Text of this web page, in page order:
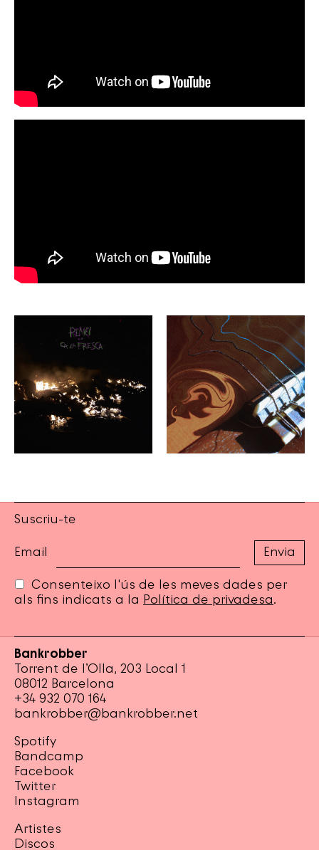
Suscriu-te
Email
Consenteixo l'ús de les meves dades per
als fins indicats a la Política de privadesa.
Bankrobber
Torrent de l’Olla, 203 Local 1
08012 Barcelona
+34 932 070 164
bankrobber@bankrobber.net
Spotify
Bandcamp
Facebook
Twitter
Instagram
Artistes
Discos